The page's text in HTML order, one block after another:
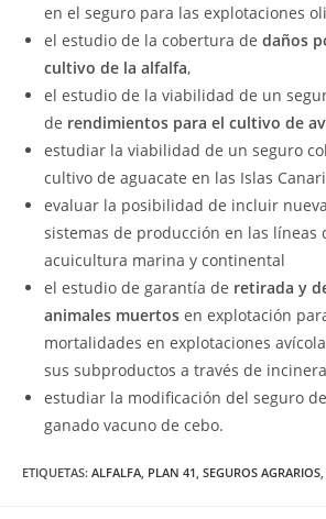
en el seguro para las explotaciones
el estudio de la cobertura de daños
cultivo de la alfalfa,
el estudio de la viabilidad de un
de rendimientos para el cultivo de
estudiar la viabilidad de un seguro
cultivo de aguacate en las Islas
evaluar la posibilidad de incluir
sistemas de producción en las líneas
acuicultura marina y continental
el estudio de garantía de retirada y
animales muertos en explotación
mortalidades en explotaciones
sus subproductos a través de
estudiar la modificación del seguro
ganado vacuno de cebo.
ETIQUETAS: ALFALFA PLAN 41 SEGUROS AGRARIOS